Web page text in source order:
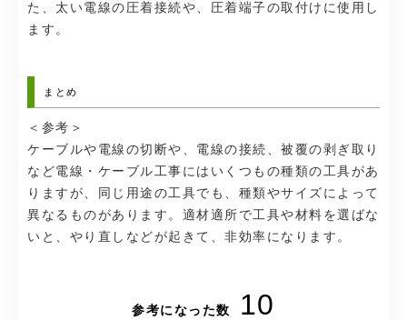
た、太い電線の圧着接続や、圧着端子の取付けに使用し
ます。
まとめ
＜参考＞
ケーブルや電線の切断や、電線の接続、被覆の剥ぎ取り
など電線・ケーブル工事にはいくつもの種類の工具があ
りますが、同じ用途の工具でも、種類やサイズによって
異なるものがあります。適材適所で工具や材料を選ばな
いと、やり直しなどが起きて、非効率になります。
参考になった数 10